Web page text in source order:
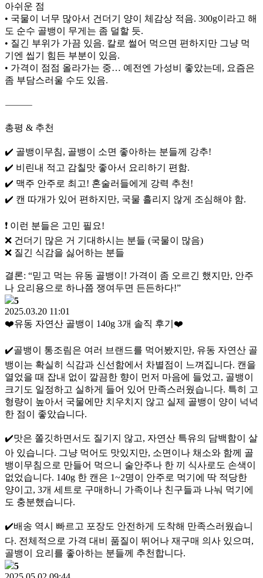
아쉬운 점
• 국물이 너무 많아서 건더기 양이 체감상 적음. 300g이라고 해
도 순수 골뱅이 무게는 좀 덜할 듯.
• 질긴 부위가 가끔 있음. 칼로 썰어 먹으면 편하지만 그냥 먹
기엔 씹기 힘든 부분이 있음.
• 가격이 점점 올라가는 중… 예전엔 가성비 좋았는데, 요즘은
좀 부담스러울 수도 있음.
⸻
총평 & 추천
✔️ 골뱅이무침, 골뱅이 소면 좋아하는 분들께 강추!
✔️ 비린내 적고 감칠맛 좋아서 요리하기 편함.
✔️ 맥주 안주로 최고! 혼술러들에게 강력 추천!
✔️ 캔 따개가 있어 편하지만, 국물 흘리지 않게 조심해야 함.
❗ 이런 분들은 고민 필요!
❌ 건더기 많은 거 기대하시는 분들 (국물이 많음)
❌ 질긴 식감을 싫어하는 분들
결론: “믿고 먹는 유동 골뱅이! 가격이 좀 오르긴 했지만, 안주
나 요리용으로 하나쯤 쟁여두면 든든하다!”
5
2025.03.20 11:01
❤️유동 자연산 골뱅이 140g 3개 솔직 후기❤️
✔️골뱅이 통조림은 여러 브랜드를 먹어봤지만, 유동 자연산 골
뱅이는 확실히 식감과 신선함에서 차별점이 느껴집니다. 캔을
열었을 때 잡내 없이 깔끔한 향이 먼저 마음에 들었고, 골뱅이
크기도 일정하고 실하게 들어 있어 만족스러웠습니다. 특히 고
형량이 높아서 국물에만 치우치지 않고 실제 골뱅이 양이 넉넉
한 점이 좋았습니다.
✔️맛은 쫄깃하면서도 질기지 않고, 자연산 특유의 담백함이 살
아 있습니다. 그냥 먹어도 맛있지만, 소면이나 채소와 함께 골
뱅이무침으로 만들어 먹으니 술안주나 한 끼 식사로도 손색이
없었습니다. 140g 한 캔은 1~2명이 안주로 먹기에 딱 적당한
양이고, 3개 세트로 구매하니 가족이나 친구들과 나눠 먹기에
도 충분했습니다.
✔️배송 역시 빠르고 포장도 안전하게 도착해 만족스러웠습니
다. 전체적으로 가격 대비 품질이 뛰어나 재구매 의사 있으며,
골뱅이 요리를 좋아하는 분들께 추천합니다.
5